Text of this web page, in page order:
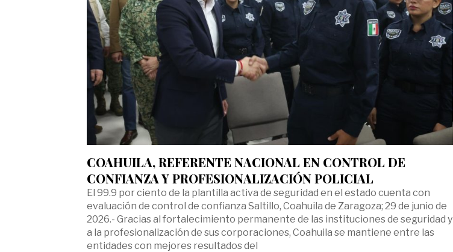
COAHUILA, REFERENTE NACIONAL EN CONTROL DE
CONFIANZA Y PROFESIONALIZACIÓN POLICIAL
El 99.9 por ciento de la plantilla activa de seguridad en el estado cuenta con
evaluación de control de confianza Saltillo, Coahuila de Zaragoza; 29 de junio de
2026.- Gracias al fortalecimiento permanente de las instituciones de seguridad y
a la profesionalización de sus corporaciones, Coahuila se mantiene entre las
entidades con mejores resultados del